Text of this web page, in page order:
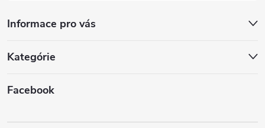
Informace pro vás
Kategórie
Facebook